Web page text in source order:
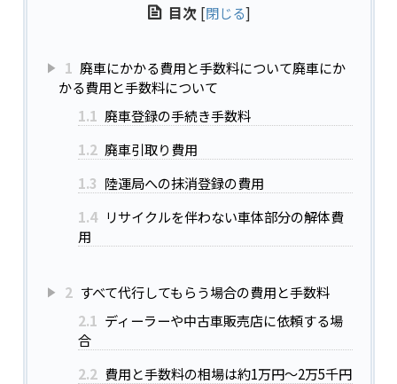
目次 [閉じる]
1 廃車にかかる費用と手数料について廃車にか
かる費用と手数料について
1.1 廃車登録の手続き手数料
1.2 廃車引取り費用
1.3 陸運局への抹消登録の費用
1.4 リサイクルを伴わない車体部分の解体費
用
2 すべて代行してもらう場合の費用と手数料
2.1 ディーラーや中古車販売店に依頼する場
合
2.2 費用と手数料の相場は約1万円～2万5千円